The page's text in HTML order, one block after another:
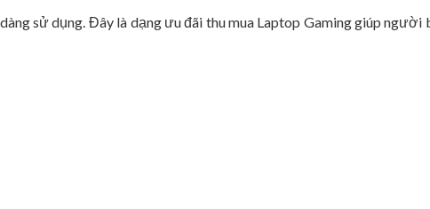
sử dụng. Đây là dạng ưu đãi thu mua Laptop Gaming giúp